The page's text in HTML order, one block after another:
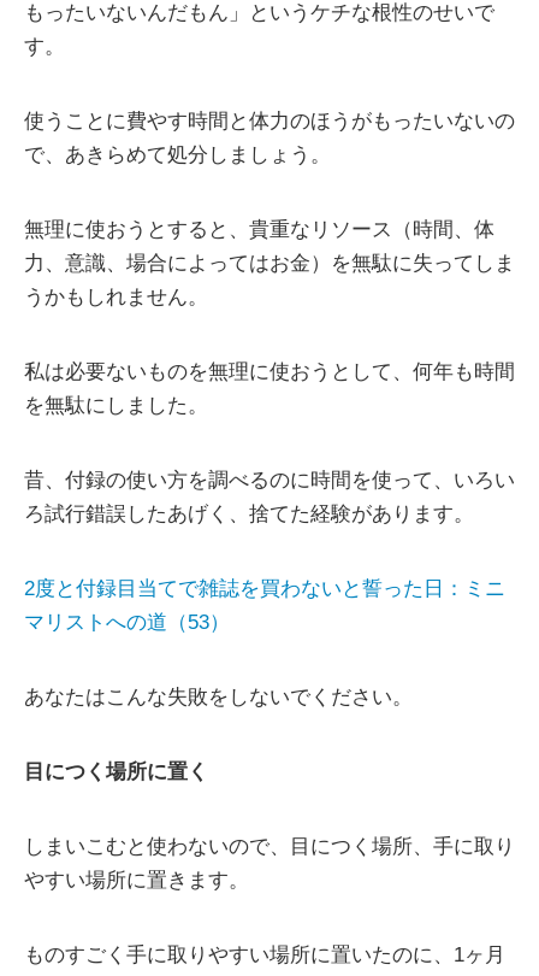
もったいないんだもん」というケチな根性のせいで
す。
使うことに費やす時間と体力のほうがもったいないの
で、あきらめて処分しましょう。
無理に使おうとすると、貴重なリソース（時間、体
力、意識、場合によってはお金）を無駄に失ってしま
うかもしれません。
私は必要ないものを無理に使おうとして、何年も時間
を無駄にしました。
昔、付録の使い方を調べるのに時間を使って、いろい
ろ試行錯誤したあげく、捨てた経験があります。
2度と付録目当てで雑誌を買わないと誓った日：ミニ
マリストへの道（53）
あなたはこんな失敗をしないでください。
目につく場所に置く
しまいこむと使わないので、目につく場所、手に取り
やすい場所に置きます。
ものすごく手に取りやすい場所に置いたのに、1ヶ月